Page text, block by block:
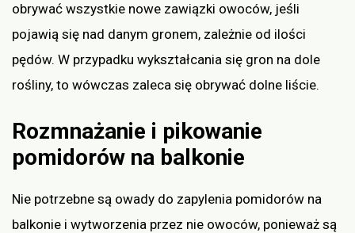
obrywać wszystkie nowe zawiązki owoców, jeśli
pojawią się nad danym gronem, zależnie od ilości
pędów. W przypadku wykształcania się gron na dole
rośliny, to wówczas zaleca się obrywać dolne liście.
Rozmnażanie i pikowanie
pomidorów na balkonie
Nie potrzebne są owady do zapylenia pomidorów na
balkonie i wytworzenia przez nie owoców, ponieważ są